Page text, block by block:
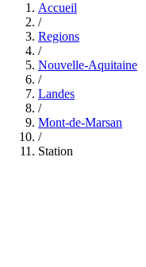
Accueil
/
Regions
/
Nouvelle-Aquitaine
/
Landes
/
Mont-de-Marsan
/
Station